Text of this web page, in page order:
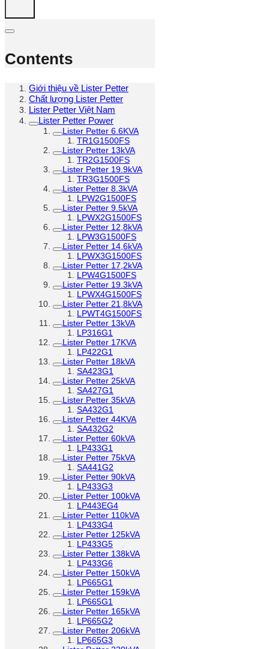
Contents
Giới thiệu về Lister Petter
Chất lượng Lister Petter
Lister Petter Việt Nam
Lister Petter Power
Lister Petter 6.6KVA
TR1G1500FS
Lister Petter 13kVA
TR2G1500FS
Lister Petter 19.9kVA
TR3G1500FS
Lister Petter 8.3kVA
LPW2G1500FS
Lister Petter 9.5kVA
LPWX2G1500FS
Lister Petter 12,8kVA
LPW3G1500FS
Lister Petter 14,6kVA
LPWX3G1500FS
Lister Petter 17,2kVA
LPW4G1500FS
Lister Petter 19.3kVA
LPWX4G1500FS
Lister Petter 21,8kVA
LPWT4G1500FS
Lister Petter 13kVA
LP316G1
Lister Petter 17KVA
LP422G1
Lister Petter 18kVA
SA423G1
Lister Petter 25kVA
SA427G1
Lister Petter 35kVA
SA432G1
Lister Petter 44KVA
SA432G2
Lister Petter 60kVA
LP433G1
Lister Petter 75kVA
SA441G2
Lister Petter 90kVA
LP433G3
Lister Petter 100kVA
LP443EG4
Lister Petter 110kVA
LP433G4
Lister Petter 125kVA
LP433G5
Lister Petter 138kVA
LP433G6
Lister Petter 150kVA
LP665G1
Lister Petter 159kVA
LP665G1
Lister Petter 165kVA
LP665G2
Lister Petter 206kVA
LP665G3